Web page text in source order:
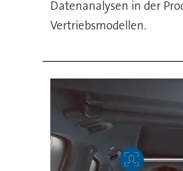
Datenanalysen in der
Vertriebsmodellen.